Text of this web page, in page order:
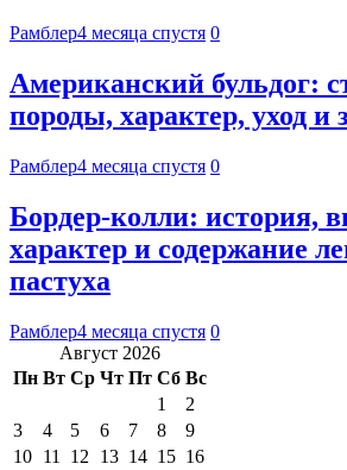
Рамблер4 месяца спустя 0
Американский бульдог:
породы, характер, уход и
Рамблер4 месяца спустя 0
Бордер-колли: история,
характер и содержание
пастуха
Рамблер4 месяца спустя 0
Август 2026
Пн Вт Ср Чт Пт Сб Вс
1
2
3
4 5 6 7 8
9
10 11 12 13 14 15 16